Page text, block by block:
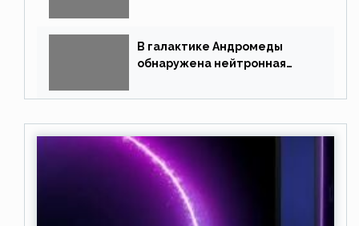
В галактике Андромеды
обнаружена нейтронная